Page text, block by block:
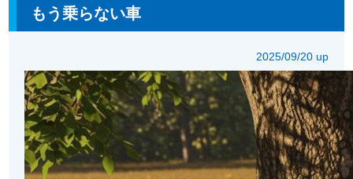
もう乗らない車
2025/09/20 up